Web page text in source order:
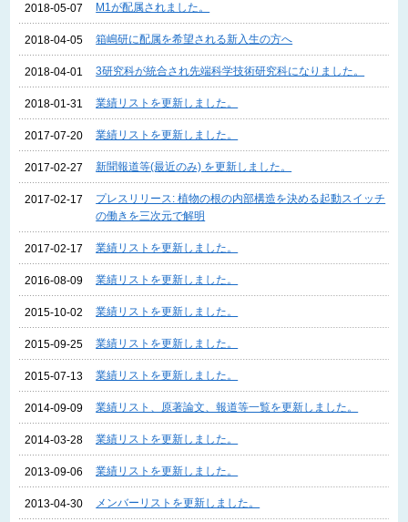
2018-05-07 M1が配属されました。
2018-04-05 箱嶋研に配属を希望される新入生の方へ
2018-04-01 3研究科が統合され先端科学技術研究科になりました。
2018-01-31 業績リストを更新しました。
2017-07-20 業績リストを更新しました。
2017-02-27 新聞報道等(最近のみ) を更新しました。
2017-02-17
プレスリリース: 植物の根の内部構造を決める起動スイッチ
の働きを三次元で解明
2017-02-17 業績リストを更新しました。
2016-08-09 業績リストを更新しました。
2015-10-02 業績リストを更新しました。
2015-09-25 業績リストを更新しました。
2015-07-13 業績リストを更新しました。
2014-09-09 業績リスト、原著論文、報道等一覧を更新しました。
2014-03-28 業績リストを更新しました。
2013-09-06 業績リストを更新しました。
2013-04-30 メンバーリストを更新しました。